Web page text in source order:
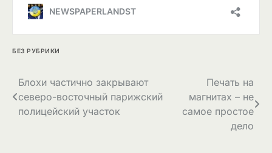
БЕЗ РУБРИКИ
Навігація
записів
Блохи частично закрывают
северо-восточный парижский
полицейский участок
Печать на
магнитах – не
самое простое
дело